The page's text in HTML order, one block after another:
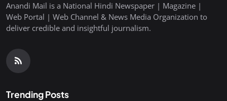
Anandi Mail is a National Hindi Newspaper | Magazine |
Web Portal | Web Channel & News Media Organization to
deliver credible and insightful journalism.
Trending Posts